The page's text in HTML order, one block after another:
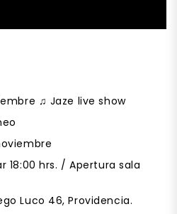
♫ Jaze live show
18:00 hrs. / Apertura sala
Luco 46, Providencia.